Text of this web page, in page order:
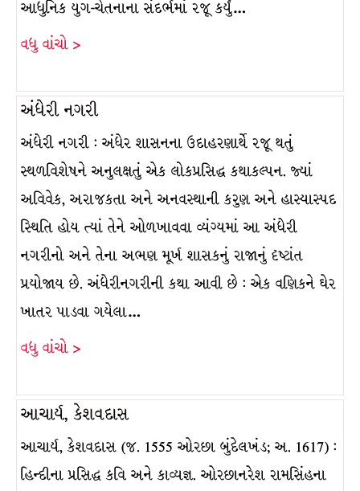
આધુનિક યુગ-ચેતનાના સંદર્ભમાં રજૂ કર્યું…
વધુ વાંચો >
અંધેરી નગરી
અંધેરી નગરી : અંધેર શાસનના ઉદાહરણાર્થે રજૂ થતું
સ્થળવિશેષને અનુલક્ષતું એક લોકપ્રસિદ્ધ કથાકલ્પન. જ્યાં
અવિવેક, અરાજકતા અને અનવસ્થાની કરુણ અને હાસ્યાસ્પદ
સ્થિતિ હોય ત્યાં તેને ઓળખાવવા વ્યંગ્યમાં આ અંધેરી
નગરીનો અને તેના અભણ મૂર્ખ શાસકનું રાજાનું દૃષ્ટાંત
પ્રયોજાય છે. અંધેરીનગરીની કથા આવી છે : એક વણિકને ઘેર
ખાતર પાડવા ગયેલા…
વધુ વાંચો >
આચાર્ય, કેશવદાસ
આચાર્ય, કેશવદાસ (જ. 1555 ઓરછા બુંદેલખંડ; અ. 1617) :
હિન્દીના પ્રસિદ્ધ કવિ અને કાવ્યજ્ઞ. ઓરછાનરેશ રામસિંહના